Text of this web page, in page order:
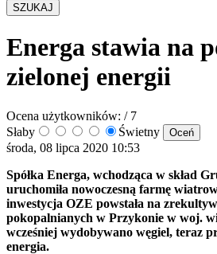
SZUKAJ
Energa stawia na
zielonej energii
Ocena użytkowników: / 7
Słaby
Świetny
środa, 08 lipca 2020 10:53
Spółka Energa, wchodząca w skład
uruchomiła nowoczesną farmę
inwestycja OZE powstała na
pokopalnianych w Przykonie w woj.
wcześniej wydobywano węgiel, teraz
energia.